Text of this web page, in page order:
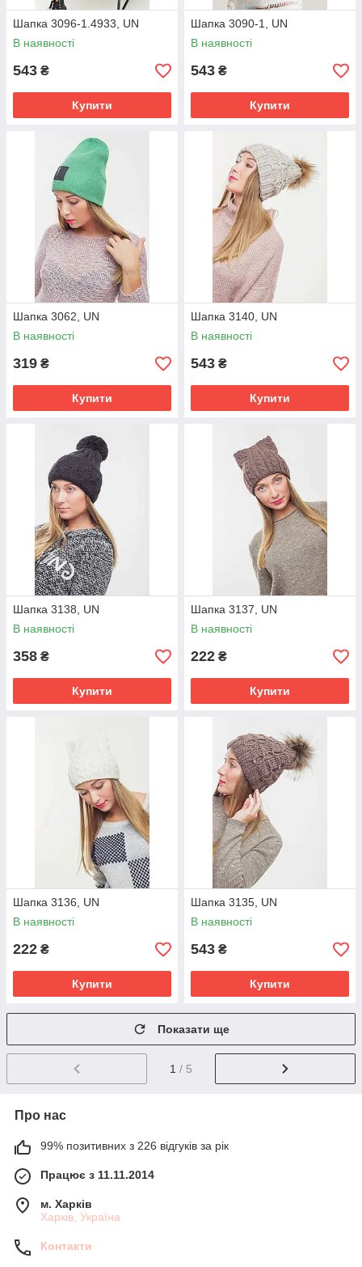
Шапка 3096-1.4933, UN
В наявності
543 ₴
Купити
Шапка 3090-1, UN
В наявності
543 ₴
Купити
Шапка 3062, UN
В наявності
319 ₴
Купити
Шапка 3140, UN
В наявності
543 ₴
Купити
Шапка 3138, UN
В наявності
358 ₴
Купити
Шапка 3137, UN
В наявності
222 ₴
Купити
Шапка 3136, UN
В наявності
222 ₴
Купити
Шапка 3135, UN
В наявності
543 ₴
Купити
Показати ще
1 / 5
Про нас
99% позитивних з 226 відгуків за рік
Працює з 11.11.2014
м. Харків
Харків, Україна
Контакти